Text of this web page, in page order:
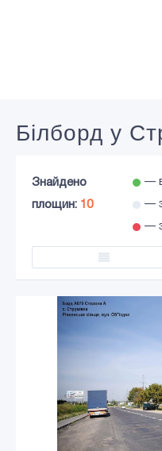
Білборд у
Знайдено
площин: 10
—
—
—